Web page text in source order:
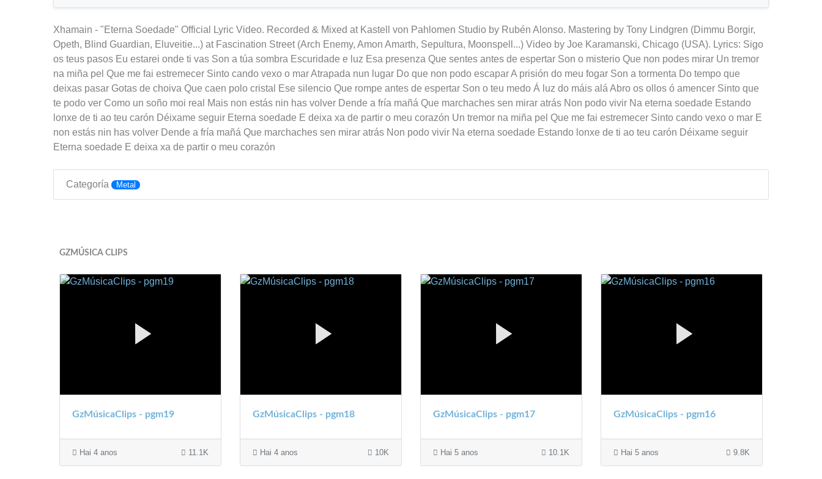
Xhamain - "Eterna Soedade" Official Lyric Video. Recorded & Mixed at Kastell von Pahlomen Studio by Rubén Alonso. Mastering by Tony Lindgren (Dimmu Borgir,
Opeth, Blind Guardian, Eluveitie...) at Fascination Street (Arch Enemy, Amon Amarth, Sepultura, Moonspell...) Video by Joe Karamanski, Chicago (USA). Lyrics: Sigo
os teus pasos Eu estarei onde ti vas Son a túa sombra Escuridade e luz Esa presenza Que sentes antes de espertar Son o misterio Que non podes mirar Un tremor
na miña pel Que me fai estremecer Sinto cando vexo o mar Atrapada nun lugar Do que non podo escapar A prisión do meu fogar Son a tormenta Do tempo que
deixas pasar Gotas de choiva Que caen polo cristal Ese silencio Que rompe antes de espertar Son o teu medo Á luz do máis alá Abro os ollos ó amencer Sinto que
te podo ver Como un soño moi real Mais non estás nin has volver Dende a fría mañá Que marchaches sen mirar atrás Non podo vivir Na eterna soedade Estando
lonxe de ti ao teu carón Déixame seguir Eterna soedade E deixa xa de partir o meu corazón Un tremor na miña pel Que me fai estremecer Sinto cando vexo o mar E
non estás nin has volver Dende a fría mañá Que marchaches sen mirar atrás Non podo vivir Na eterna soedade Estando lonxe de ti ao teu carón Déixame seguir
Eterna soedade E deixa xa de partir o meu corazón
Categoría Metal
GZMÚSICA CLIPS
GzMúsicaClips - pgm19
Hai 4 anos 11.1K
GzMúsicaClips - pgm18
Hai 4 anos 10K
GzMúsicaClips - pgm17
Hai 5 anos 10.1K
GzMúsicaClips - pgm16
Hai 5 anos 9.8K